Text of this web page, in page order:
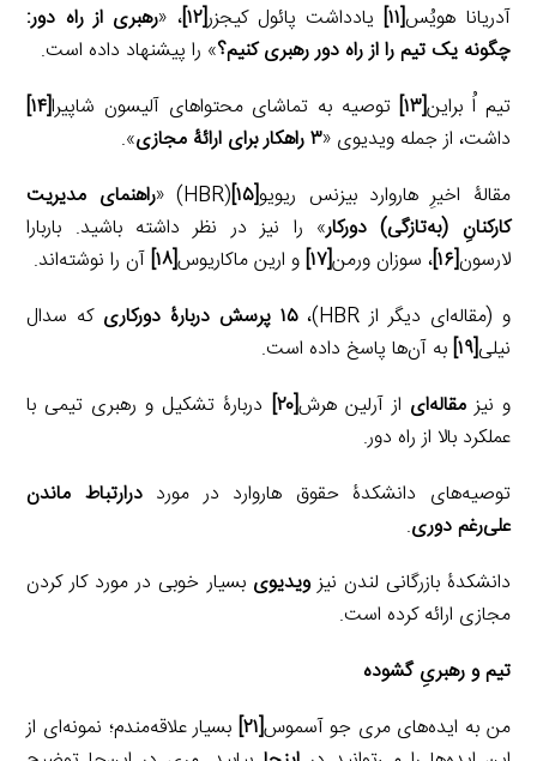
آدریانا هویُس[۱۱] یادداشت پائول کیجزر[۱۲] ، «رهبری از راه دور:
چگونه یک تیم را از راه دور رهبری کنیم؟» را پیشنهاد داده است.
تیم اُ براین[۱۳] توصیه به تماشای محتواهای آلیسون شاپیرا[۱۴]
داشت، از جمله ویدیوی «۳ راهکار برای ارائۀ مجازی
».
مقالۀ اخیرِ هاروارد بیزنس ریویو[۱۵] (HBR) «
راهنمای مدیریت
کارکنانِ (به‌تازگی) دورکار» را نیز در نظر داشته باشید. باربارا
لارسون[۱۶] ، سوزان ورمن[۱۷] و ارین ماکاریوس[۱۸]
آن را نوشته‌اند.
و (مقاله‌ای دیگر از HBR)،
۱۵ پرسش دربارۀ دورکاری
که سدال
نیلی[۱۹]
به آن‌ها پاسخ داده است.
و نیزمقاله‌ای از آرلین هرش[۲۰]
دربارۀ تشکیل و رهبری تیمی با
عملکرد بالا از راه دور.
توصیه‌های دانشکدۀ حقوق هاروارد در مورددرارتباط ماندن
علی‌رغم دوری.
دانشکدۀ بازرگانی لندن نیزویدیوی بسیار خوبی در مورد کار کردن
مجازی ارائه کرده است.
تیم و رهبریِ گشوده
من به ایده‌های مری جو آسموس[۲۱]
بسیار علاقه‌مندم؛ نمونه‌ای از